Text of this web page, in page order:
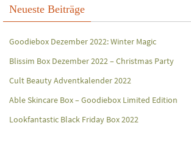
Neueste Beiträge
Goodiebox Dezember 2022: Winter Magic
Blissim Box Dezember 2022 – Christmas Party
Cult Beauty Adventkalender 2022
Able Skincare Box – Goodiebox Limited Edition
Lookfantastic Black Friday Box 2022